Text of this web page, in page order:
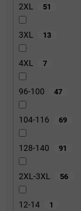
2XL 51
3XL 13
4XL 7
96-100 47
104-116 69
128-140 91
2XL-3XL 56
12-14 1